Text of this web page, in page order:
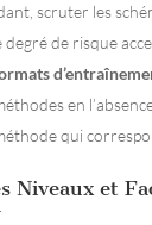
scruter les
de risque
en
qui
Niveaux et